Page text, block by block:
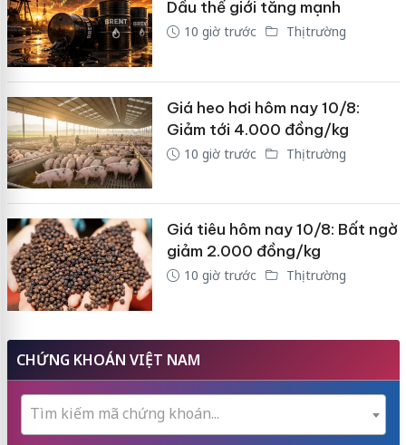
Dầu thế giới tăng mạnh
10 giờ trước Thị trường
Giá heo hơi hôm nay 10/8:
Giảm tới 4.000 đồng/kg
10 giờ trước Thị trường
Giá tiêu hôm nay 10/8: Bất ngờ
giảm 2.000 đồng/kg
10 giờ trước Thị trường
CHỨNG KHOÁN VIỆT NAM
Tìm kiếm mã chứng khoán...